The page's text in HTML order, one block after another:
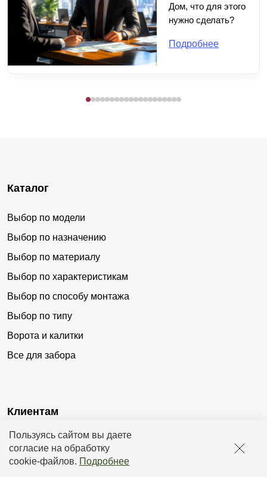
Пользуясь сайтом вы даете
согласие на обработку
cookie-файлов. Подробнее
Дом, что для этого
нужно сделать?
Подробнее
Каталог
Выбор по модели
Выбор по назначению
Выбор по материалу
Выбор по характеристикам
Выбор по способу монтажа
Выбор по типу
Ворота и калитки
Все для забора
Клиентам
Доставка
Оплата